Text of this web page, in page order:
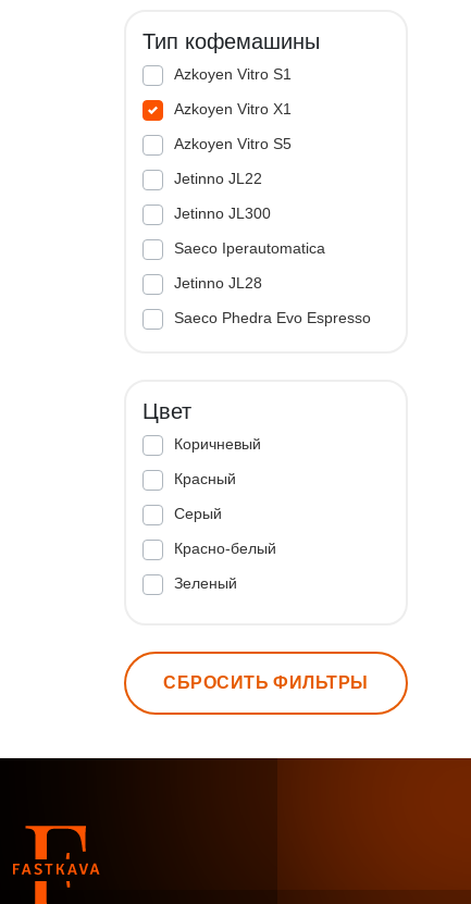
Тип кофемашины
Azkoyen Vitro S1
Azkoyen Vitro X1
Azkoyen Vitro S5
Jetinno JL22
Jetinno JL300
Saeco Iperautomatica
Jetinno JL28
Saeco Phedra Evo Espresso
Цвет
Коричневый
Красный
Серый
Красно-белый
Зеленый
СБРОСИТЬ ФИЛЬТРЫ